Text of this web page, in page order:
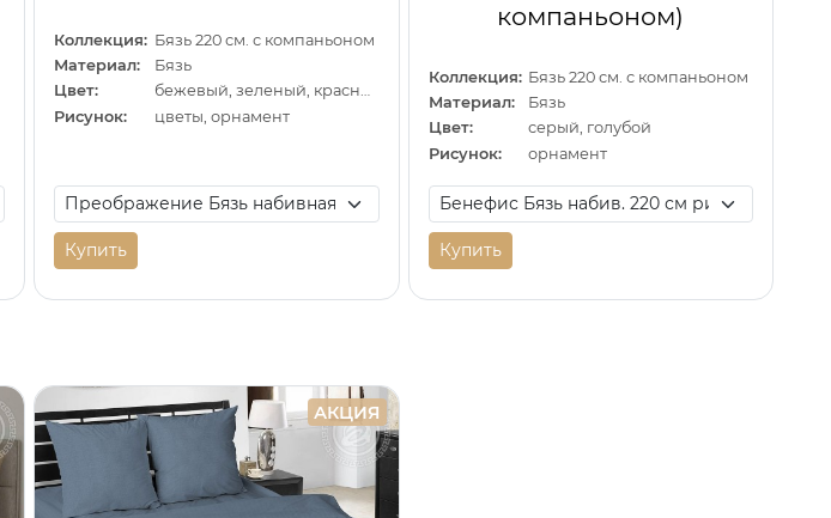
Коллекция: Бязь 220 см. с компаньоном
Материал:
Бязь
Цвет:
бежевый, зеленый, красный
Рисунок:
цветы, орнамент
Купить
компаньоном)
Коллекция: Бязь 220 см. с компаньоном
Материал:
Бязь
Цвет:
серый, голубой
Рисунок:
орнамент
Купить
АКЦИЯ